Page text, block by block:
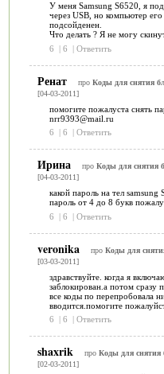
У меня Samsung S6520, я
через USB, но компьютер
подсойденен.
Что делать ? Я не могу
6
| 6 | Ответить
Ренат про Коды для снятия
[04-03-2011]
помогите пожалуста снять
nrr9393@mail.ru
6
| 6 | Ответить
Ирина про Коды для снятия
[04-03-2011]
какой пароль на тел
пароль от 4 до 8 букв
6
| 6 | Ответить
veronika про Коды для
[03-03-2011]
здравствуйте. когда я
заблокирован.а потом сразу
все коды по перепробовала
вводится.помогите
6
| 6 | Ответить
shaxrik про Коды для снятия
[02-03-2011]